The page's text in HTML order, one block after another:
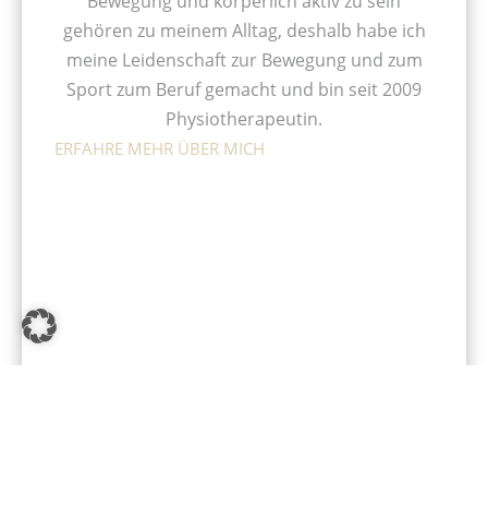
gehören zu meinem Alltag, deshalb habe ich
meine Leidenschaft zur Bewegung und zum
Sport zum Beruf gemacht und bin seit 2009
Physiotherapeutin.
ERFAHRE MEHR ÜBER MICH